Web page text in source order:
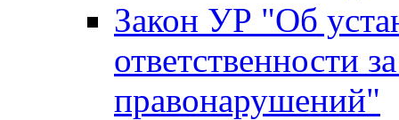
Закон УР "Об
ответственности
правонарушений"